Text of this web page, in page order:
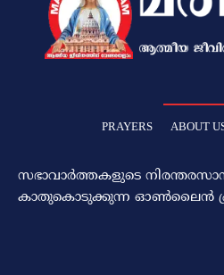
PRAYERS ABOUT
സഭാവാര്‍ത്തകളുടെ
കാതുകൊടുക്കുന്ന ഓണ്‍ലൈന്‍